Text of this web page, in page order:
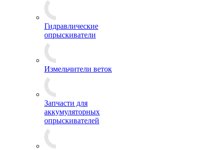
Гидравлические
опрыскиватели
Измельчители веток
Запчасти для
аккумуляторных
опрыскивателей